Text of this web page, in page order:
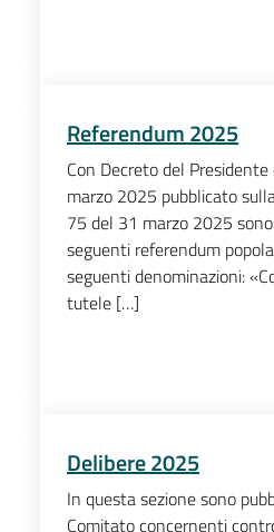
Referendum 2025
Con Decreto del
marzo 2025 pubblicato
75 del 31 marzo 2025
seguenti referendum
seguenti denominazioni:
tutele […]
Delibere 2025
In questa sezione sono
Comitato concernenti